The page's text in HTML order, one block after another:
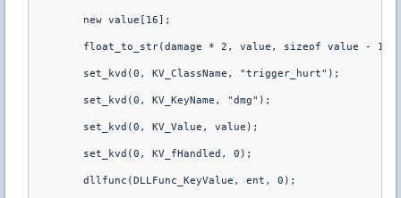
        new value[16];
        float_to_str(damage * 2, value, sizeof value - 1);
        set_kvd(0, KV_ClassName, "trigger_hurt");
        set_kvd(0, KV_KeyName, "dmg");
        set_kvd(0, KV_Value, value);
        set_kvd(0, KV_fHandled, 0);
        dllfunc(DLLFunc_KeyValue, ent, 0);